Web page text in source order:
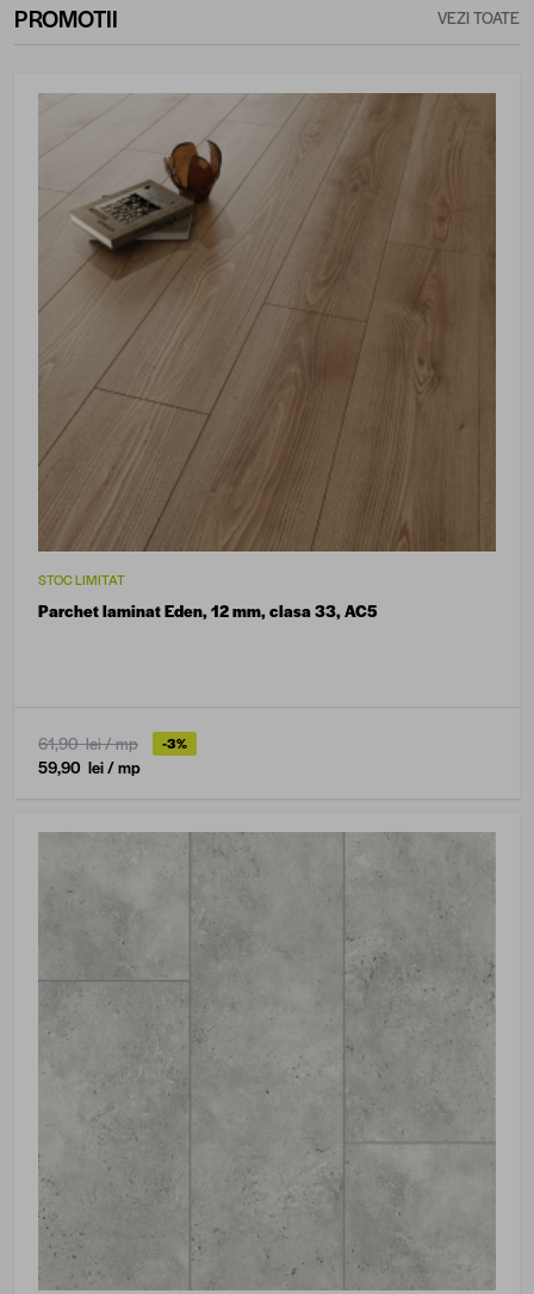
PROMOTII VEZI TOATE
STOC LIMITAT
Parchet laminat Eden, 12 mm, clasa 33, AC5
61,90 lei/ mp -3%
59,90 lei/ mp